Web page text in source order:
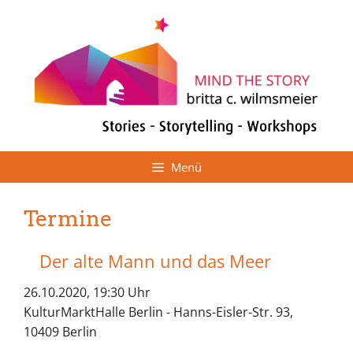
Menü
Termine
Der alte Mann und das Meer
26.10.2020, 19:30 Uhr
KulturMarktHalle Berlin - Hanns-Eisler-Str. 93,
10409 Berlin